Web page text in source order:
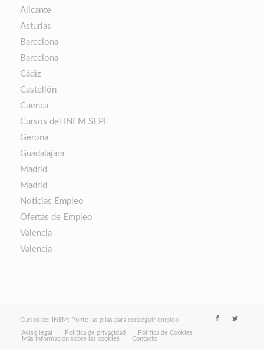
Alicante
Asturias
Barcelona
Barcelona
Cádiz
Castellón
Cuenca
Cursos del INEM SEPE
Gerona
Guadalajara
Madrid
Madrid
Noticias Empleo
Ofertas de Empleo
Valencia
Valencia
Cursos del INEM: Ponte las pilas para conseguir empleo
Aviso legal
Política de privacidad
Política de Cookies
Más información sobre las cookies
Contacto